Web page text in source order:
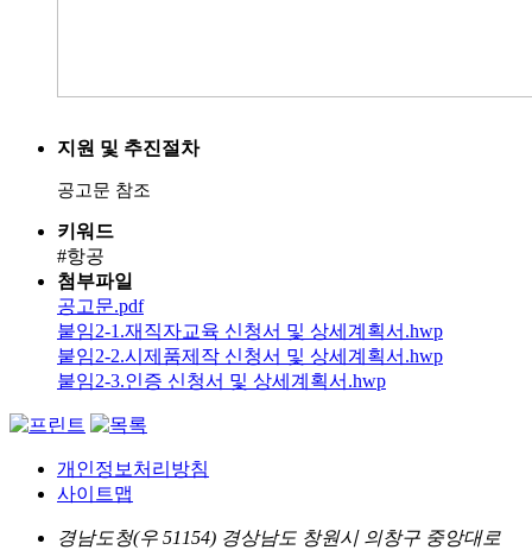
지원 및 추진절차
공고문 참조
키워드
#항공
첨부파일
공고문.pdf
붙임2-1.재직자교육 신청서 및 상세계획서.hwp
붙임2-2.시제품제작 신청서 및 상세계획서.hwp
붙임2-3.인증 신청서 및 상세계획서.hwp
개인정보처리방침
사이트맵
경남도청(우 51154) 경상남도 창원시 의창구 중앙대로